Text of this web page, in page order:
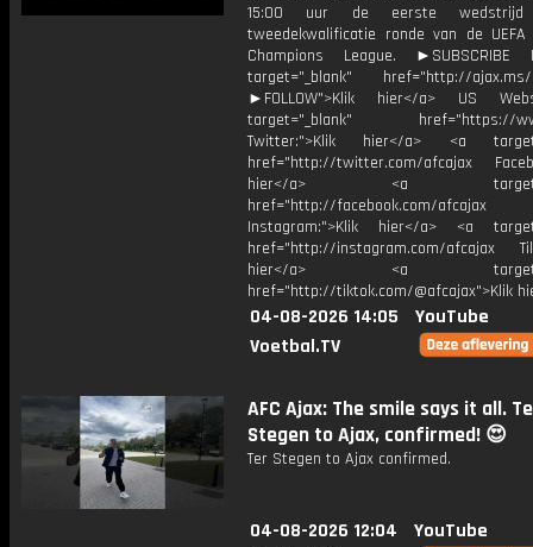
15:00 uur de eerste
tweedekwalificatie ronde van de UEFA
Champions League. ►SUBSCRIBE
target="_blank" href="http://ajax.ms/
►FOLLOW">Klik hier</a> US
target="_blank" href="https://
Twitter:">Klik hier</a> <a
href="http://twitter.com/afcajax
hier</a> <a
href="http://facebook.com/afcajax
Instagram:">Klik hier</a> <a
href="http://instagram.com/afcajax
hier</a> <a
href="http://tiktok.com/@afcajax">Klik
04-08-2026 14:05
YouTube
Voetbal.TV
AFC Ajax: The smile says it all.
Stegen to Ajax, confirmed! 😍
Ter Stegen to Ajax confirmed.
04-08-2026 12:04
YouTube